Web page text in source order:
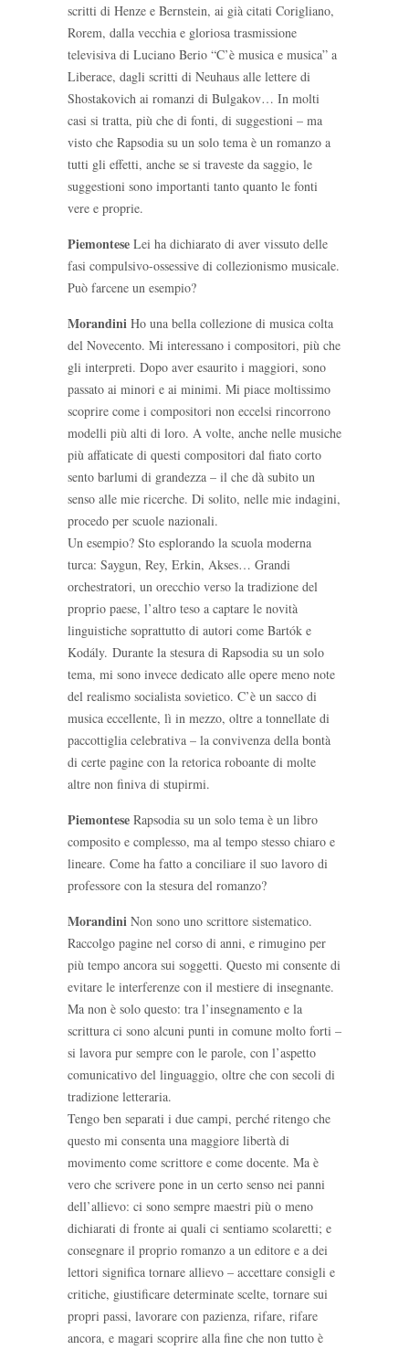
scritti di Henze e Bernstein, ai già citati Corigliano,
Rorem, dalla vecchia e gloriosa trasmissione
televisiva di Luciano Berio “C’è musica e musica” a
Liberace, dagli scritti di Neuhaus alle lettere di
Shostakovich ai romanzi di Bulgakov… In molti
casi si tratta, più che di fonti, di suggestioni – ma
visto che Rapsodia su un solo tema è un romanzo a
tutti gli effetti, anche se si traveste da saggio, le
suggestioni sono importanti tanto quanto le fonti
vere e proprie.
Piemontese Lei ha dichiarato di aver vissuto delle
fasi compulsivo-ossessive di collezionismo musicale.
Può farcene un esempio?
Morandini Ho una bella collezione di musica colta
del Novecento. Mi interessano i compositori, più che
gli interpreti. Dopo aver esaurito i maggiori, sono
passato ai minori e ai minimi. Mi piace moltissimo
scoprire come i compositori non eccelsi rincorrono
modelli più alti di loro. A volte, anche nelle musiche
più affaticate di questi compositori dal fiato corto
sento barlumi di grandezza – il che dà subito un
senso alle mie ricerche. Di solito, nelle mie indagini,
procedo per scuole nazionali.
Un esempio? Sto esplorando la scuola moderna
turca: Saygun, Rey, Erkin, Akses… Grandi
orchestratori, un orecchio verso la tradizione del
proprio paese, l’altro teso a captare le novità
linguistiche soprattutto di autori come Bartók e
Kodály. Durante la stesura di Rapsodia su un solo
tema, mi sono invece dedicato alle opere meno note
del realismo socialista sovietico. C’è un sacco di
musica eccellente, lì in mezzo, oltre a tonnellate di
paccottiglia celebrativa – la convivenza della bontà
di certe pagine con la retorica roboante di molte
altre non finiva di stupirmi.
Piemontese Rapsodia su un solo tema è un libro
composito e complesso, ma al tempo stesso chiaro e
lineare. Come ha fatto a conciliare il suo lavoro di
professore con la stesura del romanzo?
Morandini Non sono uno scrittore sistematico.
Raccolgo pagine nel corso di anni, e rimugino per
più tempo ancora sui soggetti. Questo mi consente di
evitare le interferenze con il mestiere di insegnante.
Ma non è solo questo: tra l’insegnamento e la
scrittura ci sono alcuni punti in comune molto forti –
si lavora pur sempre con le parole, con l’aspetto
comunicativo del linguaggio, oltre che con secoli di
tradizione letteraria.
Tengo ben separati i due campi, perché ritengo che
questo mi consenta una maggiore libertà di
movimento come scrittore e come docente. Ma è
vero che scrivere pone in un certo senso nei panni
dell’allievo: ci sono sempre maestri più o meno
dichiarati di fronte ai quali ci sentiamo scolaretti; e
consegnare il proprio romanzo a un editore e a dei
lettori significa tornare allievo – accettare consigli e
critiche, giustificare determinate scelte, tornare sui
propri passi, lavorare con pazienza, rifare, rifare
ancora, e magari scoprire alla fine che non tutto è